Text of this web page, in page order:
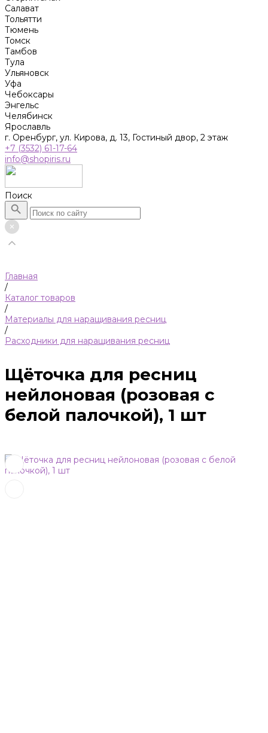
Салават
Тольятти
Тюмень
Томск
Тамбов
Тула
Ульяновск
Уфа
Чебоксары
Энгельс
Челябинск
Ярославль
г. Оренбург, ул. Кирова, д. 13, Гостиный двор, 2 этаж
+7 (3532) 61-17-64
info@shopiris.ru
Поиск
Главная
/
Каталог товаров
/
Материалы для наращивания ресниц
/
Расходники для наращивания ресниц
Щёточка для ресниц
нейлоновая (розовая с
белой палочкой), 1 шт